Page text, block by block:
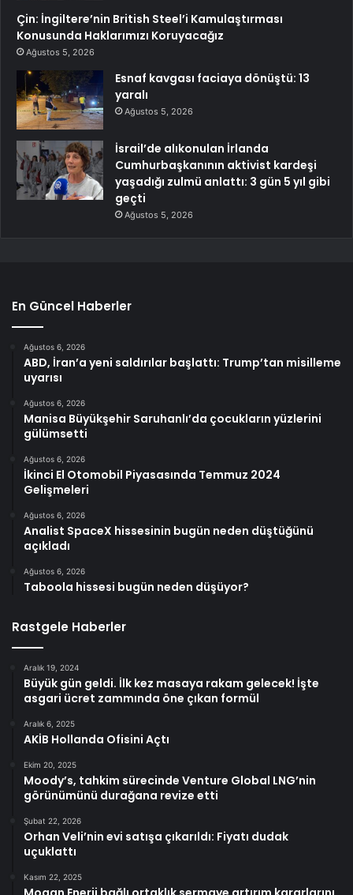
Çin: İngiltere’nin British Steel’i Kamulaştırması
Konusunda Haklarımızı Koruyacağız
Ağustos 5, 2026
Esnaf kavgası faciaya dönüştü: 13
yaralı
Ağustos 5, 2026
İsrail’de alıkonulan İrlanda
Cumhurbaşkanının aktivist kardeşi
yaşadığı zulmü anlattı: 3 gün 5 yıl gibi
geçti
Ağustos 5, 2026
En Güncel Haberler
Ağustos 6, 2026
ABD, İran’a yeni saldırılar başlattı: Trump’tan misilleme
uyarısı
Ağustos 6, 2026
Manisa Büyükşehir Saruhanlı’da çocukların yüzlerini
gülümsetti
Ağustos 6, 2026
İkinci El Otomobil Piyasasında Temmuz 2024
Gelişmeleri
Ağustos 6, 2026
Analist SpaceX hissesinin bugün neden düştüğünü
açıkladı
Ağustos 6, 2026
Taboola hissesi bugün neden düşüyor?
Rastgele Haberler
Aralık 19, 2024
Büyük gün geldi. İlk kez masaya rakam gelecek! İşte
asgari ücret zammında öne çıkan formül
Aralık 6, 2025
AKİB Hollanda Ofisini Açtı
Ekim 20, 2025
Moody’s, tahkim sürecinde Venture Global LNG’nin
görünümünü durağana revize etti
Şubat 22, 2026
Orhan Veli’nin evi satışa çıkarıldı: Fiyatı dudak
uçuklattı
Kasım 22, 2025